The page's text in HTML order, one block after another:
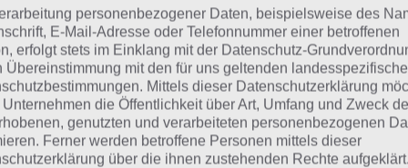
zu welchem Level ihr gerne einVIDEO
solches und laden dieses hoch.
1 und 2 sollten noch relativ simpel sein. Daher werden
du bereits hier nicht weiterkommst, melde dich einfach
Level 3 erfolgreich abzuschließen, musst du etwas nach
Das sollte auch kein Problem darstellen.
personenbezogener Daten, beispielsweise des
E-Mail-Adresse oder Telefonnummer einer betroffenen
erfolgt stets im Einklang mit der Datenschutz-
Übereinstimmung mit den für uns geltenden
Mittels dieser Datenschutzerklärung
Unternehmen die Öffentlichkeit über Art, Umfang und Zweck
genutzten und verarbeiteten personenbezogenen
Ferner werden betroffene Personen mittels dieser
über die ihnen zustehenden Rechte aufgeklärt.